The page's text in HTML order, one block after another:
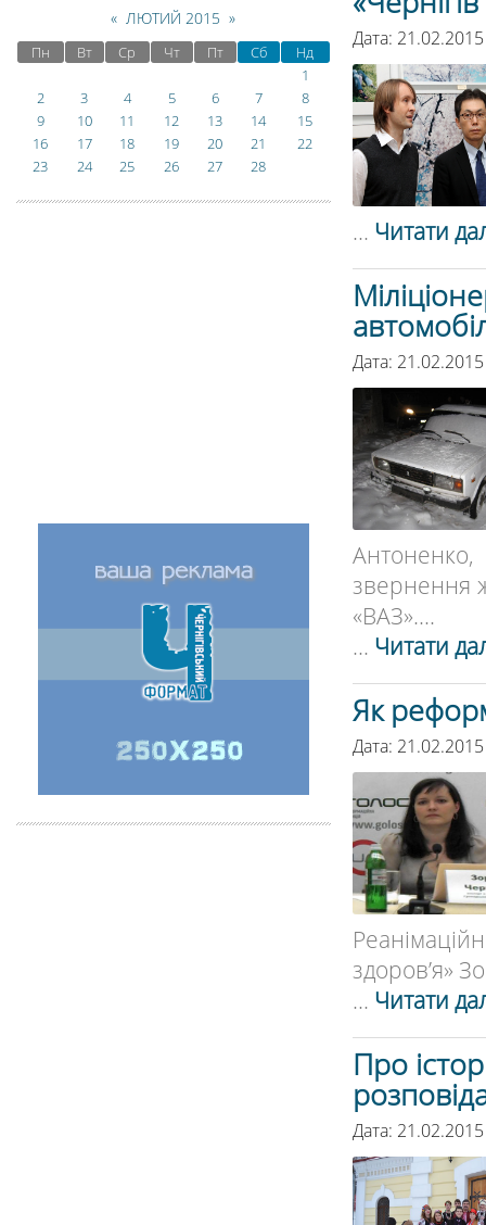
Дата:
... Читати
Дата:
звернення
«ВАЗ»....
... Читати
Як
Дата:
здоров’я»
... Читати
Про
Дата:
« ЛЮТИЙ 2015 »
Пн Вт Ср Чт Пт Сб
Нд
1
2
3 4 5 6 7
8
9
10 11 12 13 14
15
16
17 18 19 20 21
22
23
24 25 26 27 28